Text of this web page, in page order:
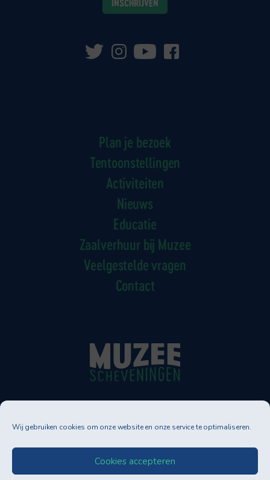
Wij gebruiken cookies om onze website en onze service te optimaliseren.
Cookies accepteren
Neptunusstraat 90-92
Tel. 070-3500830
info@muzee.nl
Plan je bezoek
Tentoonstellingen
Activiteiten
Nieuws
Educatie
Zaalverhuur bij Muzee
Veelgestelde vragen
Contact